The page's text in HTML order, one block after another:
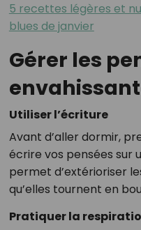
5 recettes légères et
blues de janvier
Gérer les
Utiliser l’écriture
Avant d’aller dormir,
écrire vos pensées sur
permet d’extérioriser
qu’elles tournent en
Pratiquer la